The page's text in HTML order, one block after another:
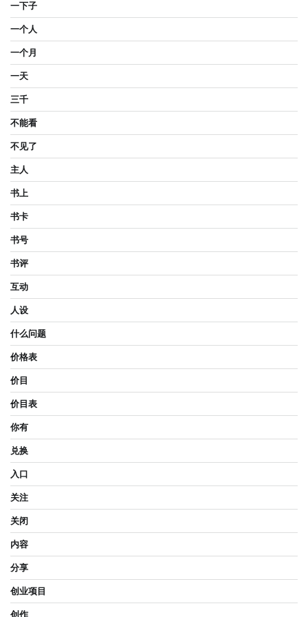
一下子
一个人
一个月
一天
三千
不能看
不见了
主人
书上
书卡
书号
书评
互动
人设
什么问题
价格表
价目
价目表
你有
兑换
入口
关注
关闭
内容
分享
创业项目
创作